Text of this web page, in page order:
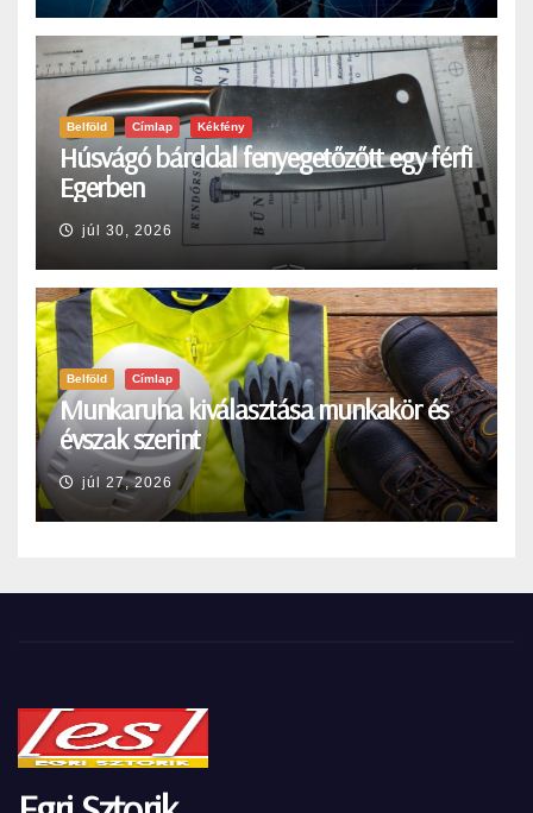
Belföld Címlap Kékfény
Húsvágó bárddal fenyegetőzőtt egy férfi
Egerben
júl 30, 2026
Belföld Címlap
Munkaruha kiválasztása munkakör és
évszak szerint
júl 27, 2026